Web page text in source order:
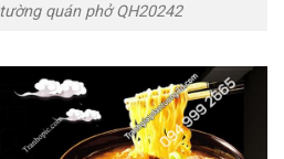
quán phở QH20242